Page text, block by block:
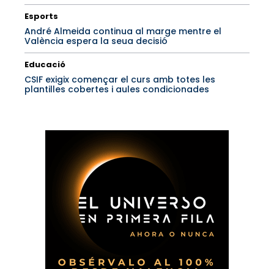
Esports
André Almeida continua al marge mentre el
València espera la seua decisió
Educació
CSIF exigix començar el curs amb totes les
plantilles cobertes i aules condicionades